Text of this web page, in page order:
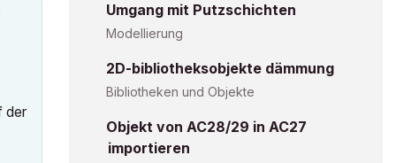
der
Umgang mit Putzschichten
Modellierung
2D-bibliotheksobjekte dämmung
Bibliotheken und Objekte
Objekt von AC28/29 in AC27
importieren